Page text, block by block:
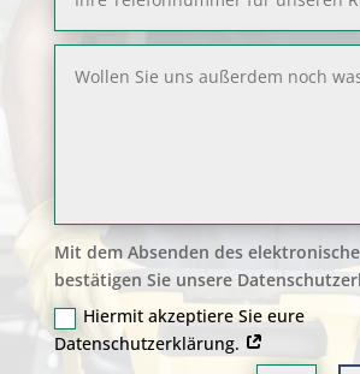
Mit dem Absenden des
bestätigen Sie unsere
Hiermit akzeptiere Sie eure
Datenschutzerklärung.